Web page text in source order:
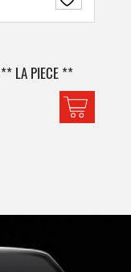
** LA PIECE **